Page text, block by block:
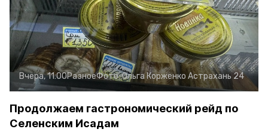
Вчера, 11:00РазноеФото:Ольга Корженко Астрахань 24
Продолжаем гастрономический рейд по
Селенским Исадам